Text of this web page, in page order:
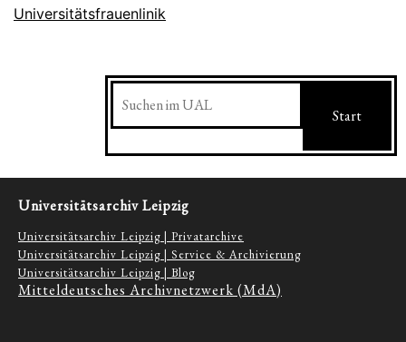
Universitätsfrauenlinik
Suchen
Start
Universitätsarchiv Leipzig
Universitätsarchiv Leipzig | Privatarchive
Universitätsarchiv Leipzig | Service & Archivierung
Universitätsarchiv Leipzig | Blog
Mitteldeutsches Archivnetzwerk (MdA)